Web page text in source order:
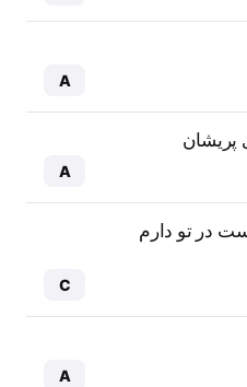
A
پریشان
A
در تو دارم
C
A